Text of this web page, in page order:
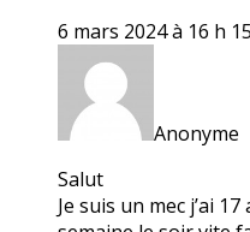
6 mars 2024 à 16 h
Anonyme
Salut
Je suis un mec j’ai